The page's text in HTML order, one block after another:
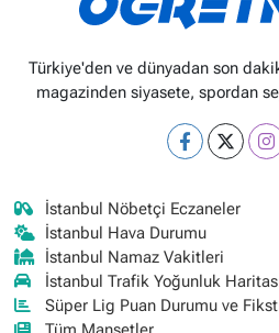
Türkiye'den ve dünyadan son
magazinden siyasete, spordan
İstanbul Nöbetçi Eczaneler
İstanbul Hava Durumu
İstanbul Namaz Vakitleri
İstanbul Trafik Yoğunluk
Süper Lig Puan Durumu ve